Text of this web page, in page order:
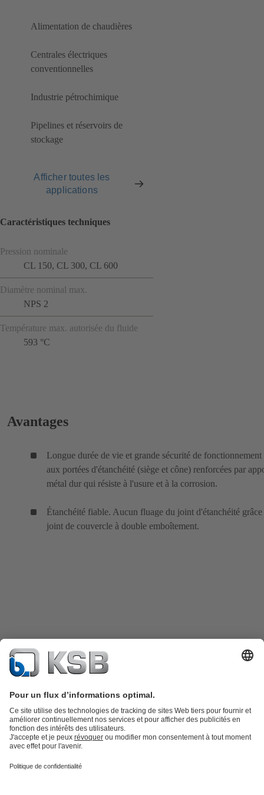
Alimentation de chaudières
Centrales électriques
conventionnelles
Industrie pétrochimique
Pipelines et réservoirs de
stockage
Afficher toutes les
applications
Caractéristiques techniques
Pression nominale
CL 150, CL 300, CL 600
Diamètre nominal max.
NPS 2
Température max. autorisée du fluide
593 °C
Avantages
Longue durée de vie et grande sécurité de fonctionnement
aux portées d'étanchéité (siège et cône) renforcées par
métal dur qui résiste à l'usure et à la corrosion.
Étanchéité fiable. Aucun fluage du joint d'étanchéité grâce
joint de couvercle à double emboîtement.